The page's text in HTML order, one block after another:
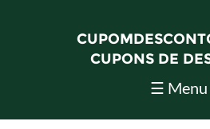
CUPONS DE
☰ Menu